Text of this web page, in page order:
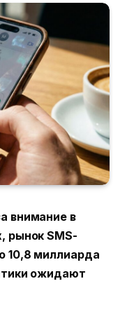
внимание в
рынок SMS-
10,8 миллиарда
ожидают